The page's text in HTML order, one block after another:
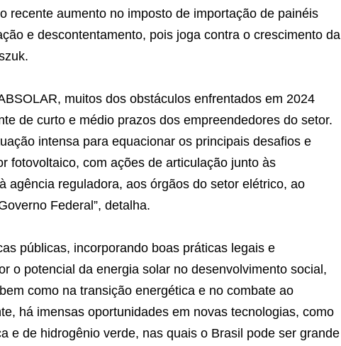
recente aumento no imposto de importação de painéis
e descontentamento, pois joga contra o crescimento da
muitos dos obstáculos enfrentados em 2024
de curto e médio prazos dos empreendedores do setor.
intensa para equacionar os principais desafios e
fotovoltaico, com ações de articulação junto às
agência reguladora, aos órgãos do setor elétrico, ao
Federal”, detalha.
públicas, incorporando boas práticas legais e
o potencial da energia solar no desenvolvimento social,
como na transição energética e no combate ao
há imensas oportunidades em novas tecnologias, como
e de hidrogênio verde, nas quais o Brasil pode ser grande